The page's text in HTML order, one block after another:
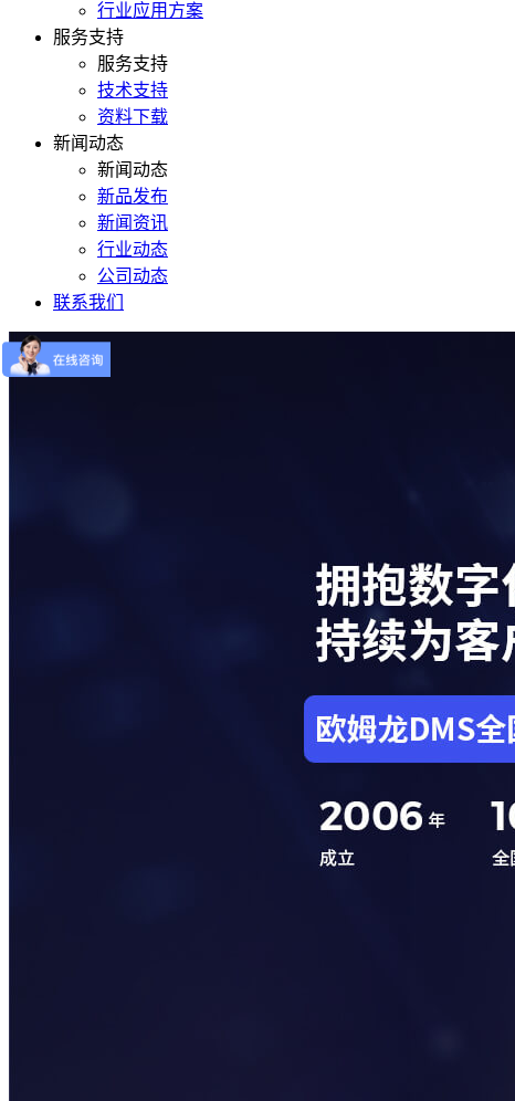
行业应用方案
服务支持
服务支持
技术支持
资料下载
新闻动态
新闻动态
新品发布
新闻资讯
行业动态
公司动态
联系我们